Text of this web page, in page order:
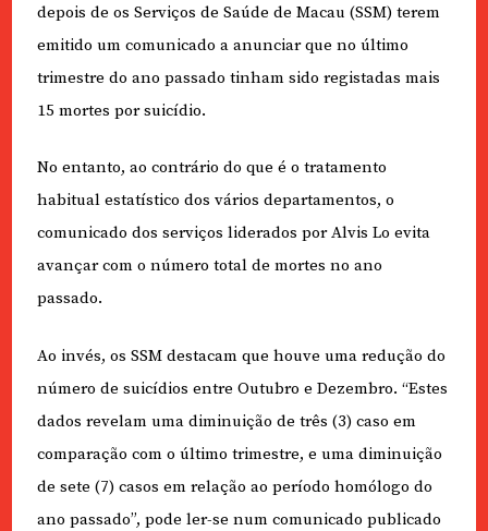
depois de os Serviços de Saúde de Macau (SSM) terem
emitido um comunicado a anunciar que no último
trimestre do ano passado tinham sido registadas mais
15 mortes por suicídio.
No entanto, ao contrário do que é o tratamento
habitual estatístico dos vários departamentos, o
comunicado dos serviços liderados por Alvis Lo evita
avançar com o número total de mortes no ano
passado.
Ao invés, os SSM destacam que houve uma redução do
número de suicídios entre Outubro e Dezembro. “Estes
dados revelam uma diminuição de três (3) caso em
comparação com o último trimestre, e uma diminuição
de sete (7) casos em relação ao período homólogo do
ano passado”, pode ler-se num comunicado publicado